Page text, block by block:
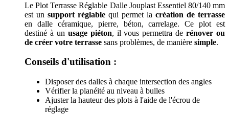
Le Plot Terrasse Réglable Dalle Jouplast Essentiel 80/140 mm
est un support réglable qui permet la création de terrasse
en dalle céramique, pierre, béton, carrelage. Ce plot est
destiné à un usage piéton, il vous permettra derénover ou
de créer votre terrasse sans problèmes, de manière simple.
Conseils d'utilisation :
Disposer des dalles à chaque intersection des angles
Vérifier la planéité au niveau à bulles
Ajuster la hauteur des plots à l'aide de l'écrou de
réglage